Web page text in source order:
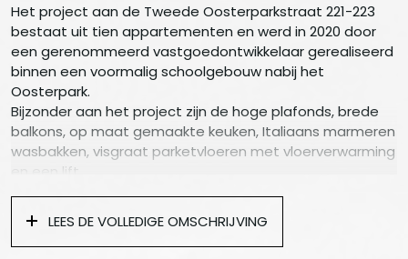
Het project aan de Tweede Oosterparkstraat 221-223
bestaat uit tien appartementen en werd in 2020 door
een gerenommeerd vastgoedontwikkelaar gerealiseerd
binnen een voormalig schoolgebouw nabij het
Oosterpark.
Bijzonder aan het project zijn de hoge plafonds, brede
balkons, op maat gemaakte keuken, Italiaans marmeren
wasbakken, visgraat parketvloeren met vloerverwarming
en een lift.
eerste verdieping is vanaf nu in verkoop.
LEES DE VOLLEDIGE OMSCHRIJVING